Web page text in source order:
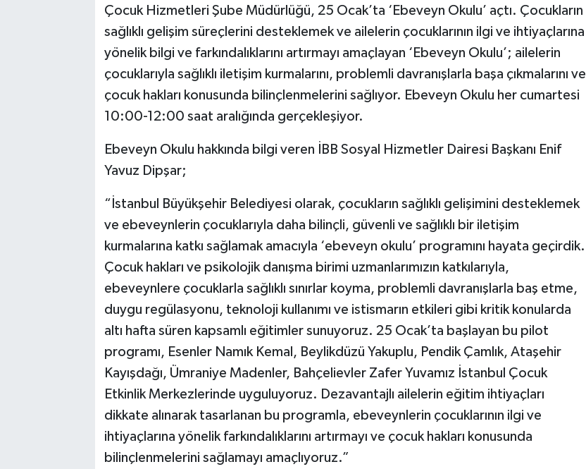
Çocuk Hizmetleri Şube Müdürlüğü, 25 Ocak’ta ‘Ebeveyn Okulu’ açtı. Çocukların
sağlıklı gelişim süreçlerini desteklemek ve ailelerin çocuklarının ilgi ve ihtiyaçlarına
yönelik bilgi ve farkındalıklarını artırmayı amaçlayan ‘Ebeveyn Okulu’; ailelerin
çocuklarıyla sağlıklı iletişim kurmalarını, problemli davranışlarla başa çıkmalarını ve
çocuk hakları konusunda bilinçlenmelerini sağlıyor. Ebeveyn Okulu her cumartesi
10:00-12:00 saat aralığında gerçekleşiyor.
Ebeveyn Okulu hakkında bilgi veren İBB Sosyal Hizmetler Dairesi Başkanı Enif
Yavuz Dipşar;
“İstanbul Büyükşehir Belediyesi olarak, çocukların sağlıklı gelişimini desteklemek
ve ebeveynlerin çocuklarıyla daha bilinçli, güvenli ve sağlıklı bir iletişim
kurmalarına katkı sağlamak amacıyla ‘ebeveyn okulu’ programını hayata geçirdik.
Çocuk hakları ve psikolojik danışma birimi uzmanlarımızın katkılarıyla,
ebeveynlere çocuklarla sağlıklı sınırlar koyma, problemli davranışlarla baş etme,
duygu regülasyonu, teknoloji kullanımı ve istismarın etkileri gibi kritik konularda
altı hafta süren kapsamlı eğitimler sunuyoruz. 25 Ocak’ta başlayan bu pilot
programı, Esenler Namık Kemal, Beylikdüzü Yakuplu, Pendik Çamlık, Ataşehir
Kayışdağı, Ümraniye Madenler, Bahçelievler Zafer Yuvamız İstanbul Çocuk
Etkinlik Merkezlerinde uyguluyoruz. Dezavantajlı ailelerin eğitim ihtiyaçları
dikkate alınarak tasarlanan bu programla, ebeveynlerin çocuklarının ilgi ve
ihtiyaçlarına yönelik farkındalıklarını artırmayı ve çocuk hakları konusunda
bilinçlenmelerini sağlamayı amaçlıyoruz.”